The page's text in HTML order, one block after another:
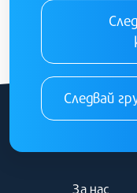
Следвай
За нас